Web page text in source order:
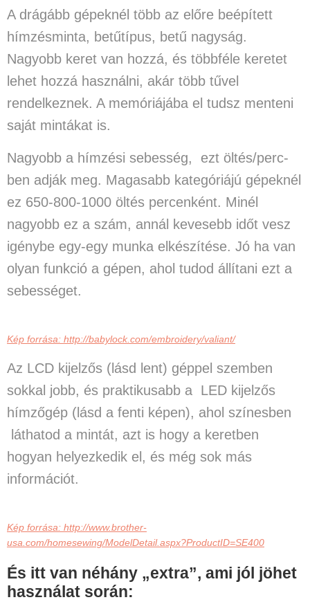
A drágább gépeknél több az előre beépített
hímzésminta, betűtípus, betű nagyság.
Nagyobb keret van hozzá, és többféle keretet
lehet hozzá használni, akár több tűvel
rendelkeznek. A memóriájába el tudsz menteni
saját mintákat is.
Nagyobb a hímzési sebesség, ezt öltés/perc-
ben adják meg. Magasabb kategóriájú gépeknél
ez 650-800-1000 öltés percenként. Minél
nagyobb ez a szám, annál kevesebb időt vesz
igénybe egy-egy munka elkészítése. Jó ha van
olyan funkció a gépen, ahol tudod állítani ezt a
sebességet.
Kép forrása: http://babylock.com/embroidery/valiant/
Az LCD kijelzős (lásd lent) géppel szemben
sokkal jobb, és praktikusabb a LED kijelzős
hímzőgép (lásd a fenti képen), ahol színesben
láthatod a mintát, azt is hogy a keretben
hogyan helyezkedik el, és még sok más
információt.
Kép forrása: http://www.brother-
usa.com/homesewing/ModelDetail.aspx?ProductID=SE400
És itt van néhány „extra”, ami jól jöhet
használat során: